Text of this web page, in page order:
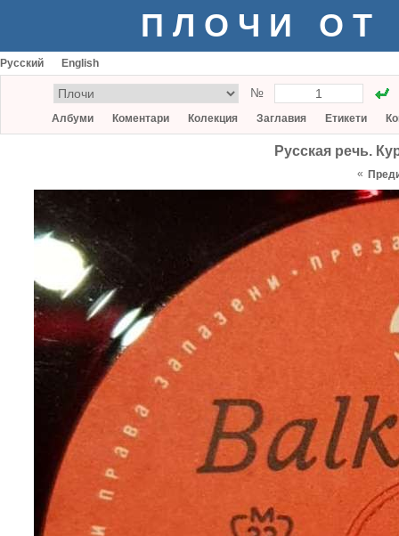
ПЛОЧИ ОТ
Русский English
№
Албуми Коментари Колекция Заглавия Етикети
Русская речь.
«